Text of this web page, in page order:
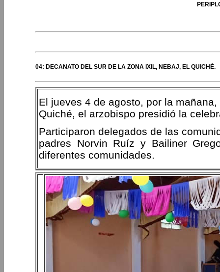
04: DECANATO DEL SUR DE LA ZONA IXIL, NEBAJ, EL QUICHÉ.
El jueves 4 de agosto, por la
Quiché, el arzobispo presidió la
Participaron delegados de las
padres Norvin Ruíz y Bailiner
diferentes comunidades.